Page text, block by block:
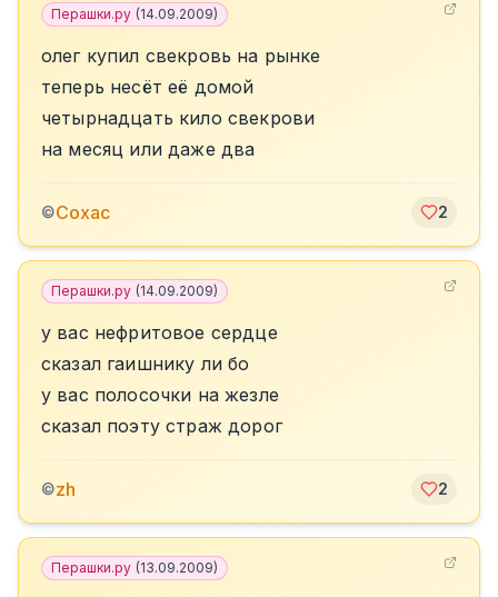
Перашки.ру (14.09.2009)
олег купил свекровь на рынке
теперь несёт её домой
четырнадцать кило свекрови
на месяц или даже два
©Сохас 2
Перашки.ру (14.09.2009)
у вас нефритовое сердце
сказал гаишнику ли бо
у вас полосочки на жезле
сказал поэту страж дорог
©zh 2
Перашки.ру (13.09.2009)